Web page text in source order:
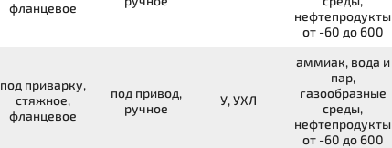
фланцевое
нефтепродукты
от -60 до 600
под приварку,
стяжное,
фланцевое
под привод,
ручное
У, УХЛ
аммиак, вода и
пар,
газообразные
среды,
нефтепродукты
от -60 до 600